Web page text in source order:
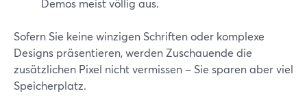
Demos meist völlig aus.
Sofern Sie keine winzigen Schriften oder komplexe
Designs präsentieren, werden Zuschauende die
zusätzlichen Pixel nicht vermissen – Sie sparen aber viel
Speicherplatz.